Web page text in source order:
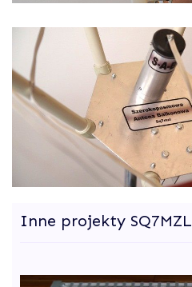
Inne projekty SQ7MZL